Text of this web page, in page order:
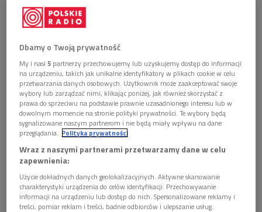
Program:
Dbamy o Twoją prywatność
My i nasi5 partnerzy przechowujemy lub uzyskujemy dostęp do informacji
na urządzeniu, takich jak unikalne identyfikatory w plikach cookie w celu
przetwarzania danych osobowych. Użytkownik może zaakceptować swoje
wybory lub zarządzać nimi, klikając poniżej, jak również skorzystać z
prawa do sprzeciwu na podstawie prawnie uzasadnionego interesu lub w
dowolnym momencie na stronie polityki prywatności. Te wybory będą
sygnalizowane naszym partnerom i nie będą miały wpływu na dane
przeglądania. Polityka prywatności
Wraz z naszymi partnerami przetwarzamy dane w celu
zapewnienia:
Użycie dokładnych danych geolokalizacyjnych. Aktywne skanowanie
charakterystyki urządzenia do celów identyfikacji. Przechowywanie
informacji na urządzeniu lub dostęp do nich. Spersonalizowane reklamy i
treści, pomiar reklam i treści, badnie odbiorców i ulepszanie usług.